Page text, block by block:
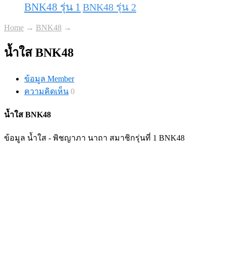
BNK48 รุ่น 1 BNK48 รุ่น 2
Home → BNK48 →
น้ำใส BNK48
ข้อมูล Member
ความคิดเห็น 0
น้ำใส BNK48
ข้อมูล น้ำใส - พิชญาภา นาถา สมาชิกรุ่นที่ 1 BNK48